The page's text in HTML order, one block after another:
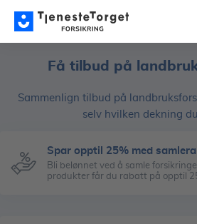
Få tilbud på
Sammenlign tilbud på
selv hvilken dekning
Spar opptil 25% med
Bli belønnet ved å samle
produkter får du rabatt på opptil